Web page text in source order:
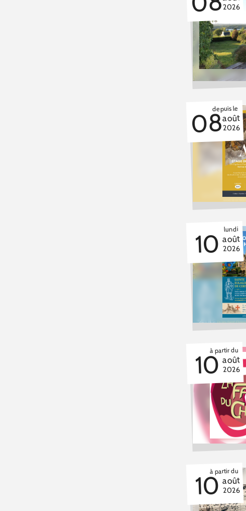
2026
depuis le
08août
2026
lundi
10 août
2026
à partir du
10 août
2026
à partir du
10 août
2026